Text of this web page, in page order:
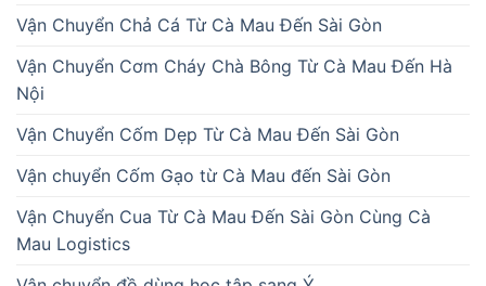
Vận Chuyển Chả Cá Từ Cà Mau Đến Sài Gòn
Vận Chuyển Cơm Cháy Chà Bông Từ Cà Mau Đến Hà
Nội
Vận Chuyển Cốm Dẹp Từ Cà Mau Đến Sài Gòn
Vận chuyển Cốm Gạo từ Cà Mau đến Sài Gòn
Vận Chuyển Cua Từ Cà Mau Đến Sài Gòn Cùng Cà
Mau Logistics